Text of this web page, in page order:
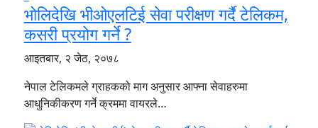
भोलिदेखि भीओएलटिई सेवा परीक्षण गर्दै टेलिकम,
कसरी प्रयोग गर्ने ?
आइतबार, २ जेठ, २०७८
नेपाल टेलिकमले ग्राहकको माग अनुसार आफ्ना सेवाहरुमा
आधुनिकीकरण गर्ने क्रममा वायरले…